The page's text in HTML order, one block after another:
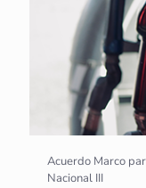
Acuerdo Marco
Nacional III